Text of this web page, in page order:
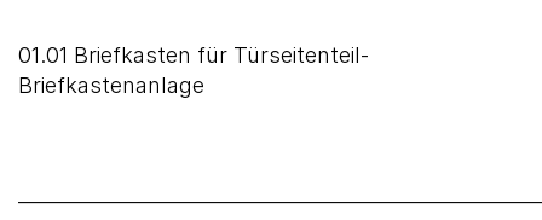
01.01 Briefkasten für Türseitenteil-
Briefkastenanlage